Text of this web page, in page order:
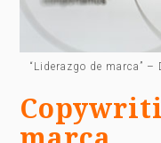
“Liderazgo de marca”